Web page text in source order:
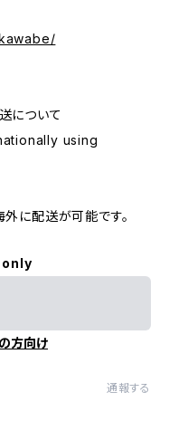
ついて
using
に配送が可能です。
方向け
通報する